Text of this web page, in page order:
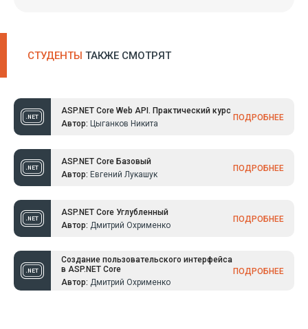
СТУДЕНТЫ ТАКЖЕ СМОТРЯТ
ASP.NET Core Web API. Практический курс
Автор: Цыганков Никита
ПОДРОБНЕЕ
ASP.NET Core Базовый
Автор: Евгений Лукашук
ПОДРОБНЕЕ
ASP.NET Core Углубленный
Автор: Дмитрий Охрименко
ПОДРОБНЕЕ
Создание пользовательского интерфейса
в ASP.NET Core
Автор: Дмитрий Охрименко
ПОДРОБНЕЕ